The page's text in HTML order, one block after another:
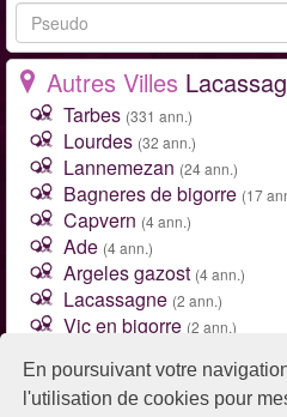
En poursuivant votre
l'utilisation de cookies pour
Autres Villes
Tarbes (331 ann.)
Lourdes (32 ann.)
Lannemezan (24 ann.)
Bagneres de bigorre (17
Capvern (4 ann.)
Ade (4 ann.)
Argeles gazost (4 ann.)
Lacassagne (2 ann.)
Vic en bigorre (2 ann.)
Toutes les villes de